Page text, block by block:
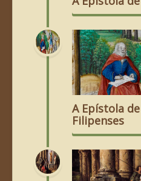
A Epístola
Filipenses